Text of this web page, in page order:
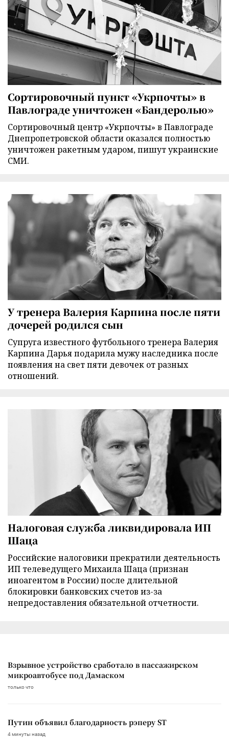
Сортировочный пункт «Укрпочты» в
Павлограде уничтожен «Бандеролью»
Сортировочный центр «Укрпочты» в Павлограде
Днепропетровской области оказался полностью
уничтожен ракетным ударом, пишут украинские
СМИ.
У тренера Валерия Карпина после пяти
дочерей родился сын
Супруга известного футбольного тренера Валерия
Карпина Дарья подарила мужу наследника после
появления на свет пяти девочек от разных
отношений.
Налоговая служба ликвидировала ИП
Шаца
Российские налоговики прекратили деятельность
ИП телеведущего Михаила Шаца (признан
иноагентом в России) после длительной
блокировки банковских счетов из-за
непредоставления обязательной отчетности.
Взрывное устройство сработало в пассажирском
микроавтобусе под Дамаском
только что
Путин объявил благодарность рэперу ST
4 минуты назад